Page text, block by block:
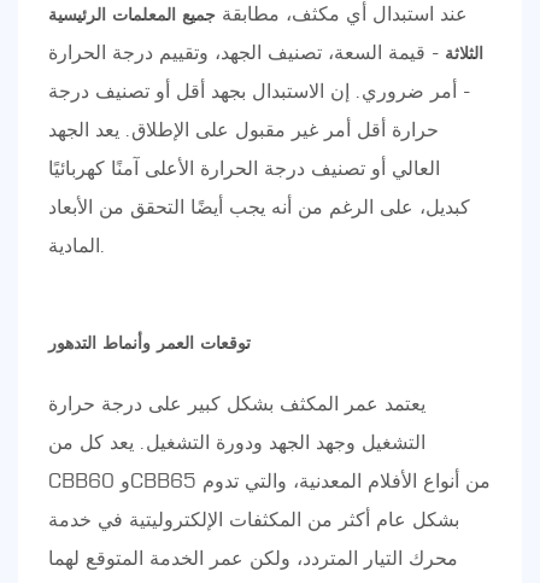
عند استبدال أي مكثف، مطابقة جميع المعلمات الرئيسية
الثلاثة - قيمة السعة، تصنيف الجهد، وتقييم درجة الحرارة
- أمر ضروري. إن الاستبدال بجهد أقل أو تصنيف درجة
حرارة أقل أمر غير مقبول على الإطلاق. يعد الجهد
العالي أو تصنيف درجة الحرارة الأعلى آمنًا كهربائيًا
كبديل، على الرغم من أنه يجب أيضًا التحقق من الأبعاد
المادية.
توقعات العمر وأنماط التدهور
يعتمد عمر المكثف بشكل كبير على درجة حرارة
التشغيل وجهد الجهد ودورة التشغيل. يعد كل من
CBB60 وCBB65 من أنواع الأفلام المعدنية، والتي تدوم
بشكل عام أكثر من المكثفات الإلكتروليتية في خدمة
محرك التيار المتردد، ولكن عمر الخدمة المتوقع لهما